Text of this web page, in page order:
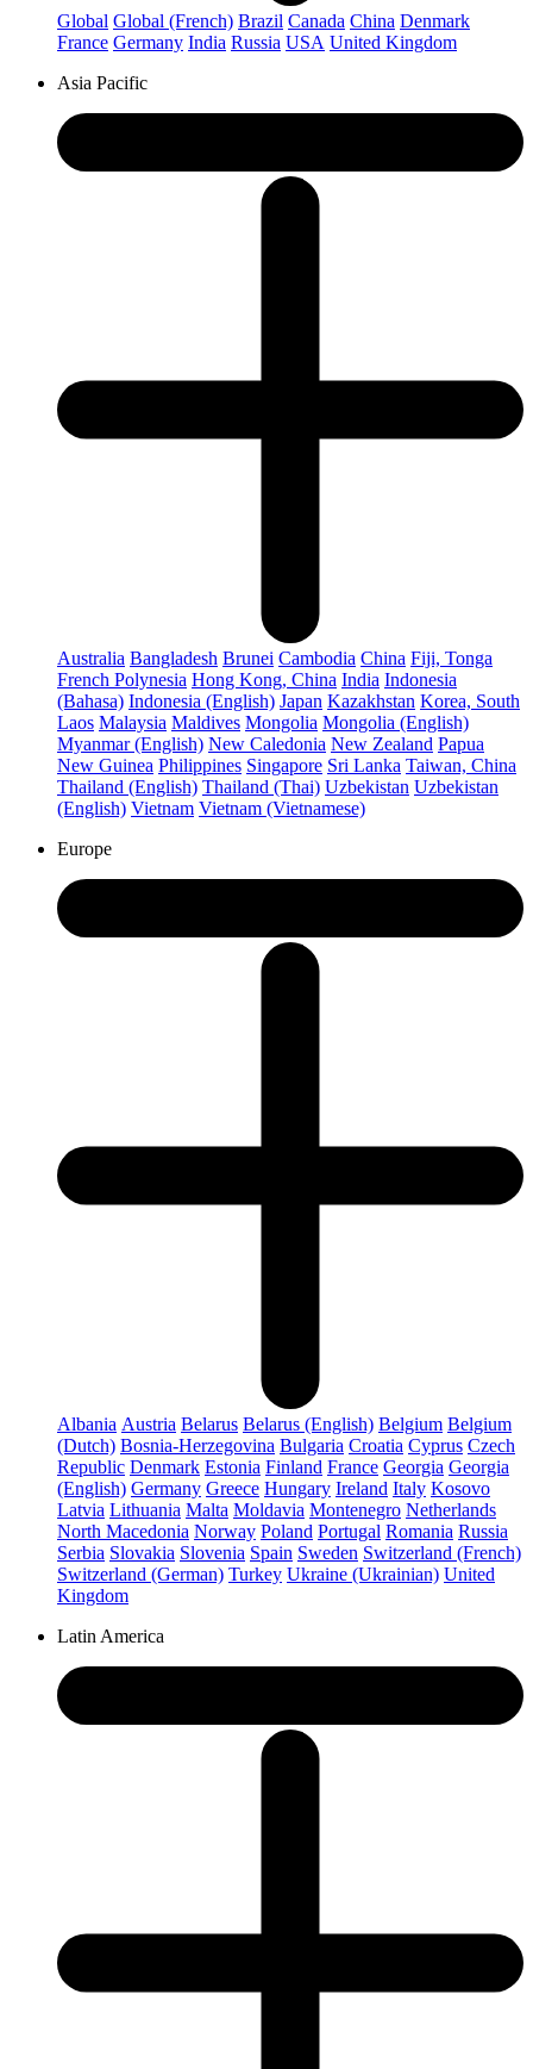
Global Global (French) Brazil Canada China Denmark
France Germany India Russia USA United Kingdom
Asia Pacific
Australia Bangladesh Brunei Cambodia China Fiji, Tonga
French Polynesia Hong Kong, China India Indonesia
(Bahasa) Indonesia (English) Japan Kazakhstan Korea, South
Laos Malaysia Maldives Mongolia Mongolia (English)
Myanmar (English) New Caledonia New Zealand Papua
New Guinea Philippines Singapore Sri Lanka Taiwan, China
Thailand (English) Thailand (Thai) Uzbekistan Uzbekistan
(English) Vietnam Vietnam (Vietnamese)
Europe
Albania Austria Belarus Belarus (English) Belgium Belgium
(Dutch) Bosnia-Herzegovina Bulgaria Croatia Cyprus Czech
Republic Denmark Estonia Finland France Georgia Georgia
(English) Germany Greece Hungary Ireland Italy Kosovo
Latvia Lithuania Malta Moldavia Montenegro Netherlands
North Macedonia Norway Poland Portugal Romania Russia
Serbia Slovakia Slovenia Spain Sweden Switzerland (French)
Switzerland (German) Turkey Ukraine (Ukrainian) United
Kingdom
Latin America